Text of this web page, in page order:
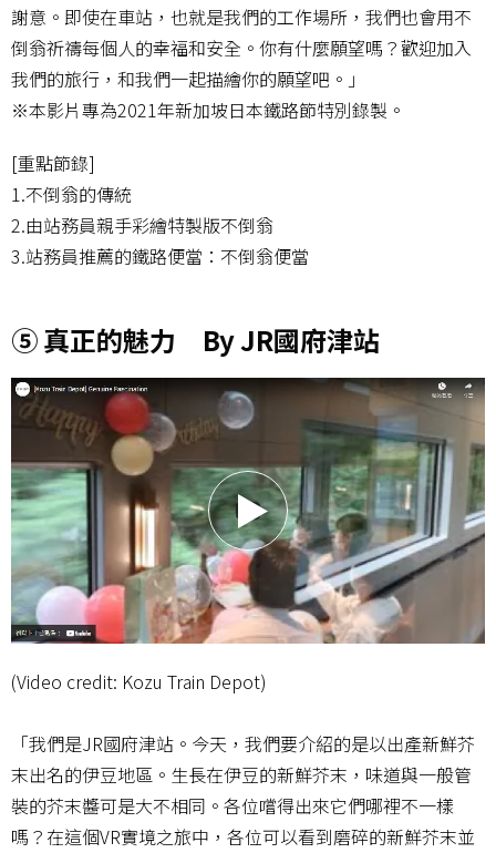
謝意。即使在車站，也就是我們的工作場所，我們也會用不
倒翁祈禱每個人的幸福和安全。你有什麼願望嗎？歡迎加入
我們的旅行，和我們一起描繪你的願望吧。」
※本影片專為2021年新加坡日本鐵路節特別錄製。
[重點節錄]
1.不倒翁的傳統
2.由站務員親手彩繪特製版不倒翁
3.站務員推薦的鐵路便當：不倒翁便當
⑤ 真正的魅力 By JR國府津站
(Video credit: Kozu Train Depot)
「我們是JR國府津站。今天，我們要介紹的是以出產新鮮芥
末出名的伊豆地區。生長在伊豆的新鮮芥末，味道與一般管
裝的芥末醬可是大不相同。各位嚐得出來它們哪裡不一樣
嗎？在這個VR實境之旅中，各位可以看到磨碎的新鮮芥末並